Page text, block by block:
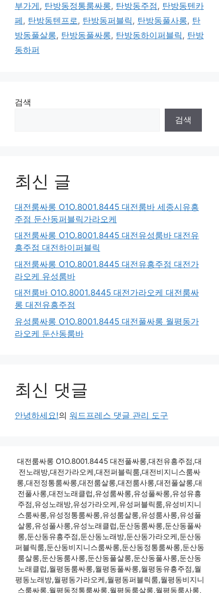
부가게 , 탄방동정통룸싸롱, 탄방동주점 , 탄방동텐카
페 , 탄방동텐프로 , 탄방동퍼블릭 , 탄방동풀사롱, 탄
방동풀살롱, 탄방동풀싸롱, 탄방동하이퍼블릭 , 탄방
동하퍼
검색
검색
최신 글
대전룸싸롱 O1O.8001.8445 대전룸바 세종시유흥
주점 둔산동퍼블릭가라오케
대전룸싸롱 O1O.8001.8445 대전유성룸바 대전유
흥주점 대전하이퍼블릭
대전룸싸롱 O1O.8001.8445 대전유흥주점 대전가
라오케 유성룸바
대전룸바 O1O.8001.8445 대전가라오케 대전룸싸
롱 대전유흥주점
유성룸싸롱 O1O.8001.8445 대전풀싸롱 월평동가
라오케 둔산동룸바
최신 댓글
안녕하세요!의 워드프레스 댓글 관리 도구
대전룸싸롱 O1O.8001.8445 대전풀싸롱,대전유흥주점,대
전노래방,대전가라오케,대전퍼블릭룸,대전비지니스룸싸
롱,대전정통룸싸롱,대전룸살롱,대전룸사롱,대전풀살롱,대
전풀사롱,대전노래클럽,유성룸싸롱,유성풀싸롱,유성유흥
주점,유성노래방,유성가라오케,유성퍼블릭룸,유성비지니
스룸싸롱,유성정통룸싸롱,유성룸살롱,유성룸사롱,유성풀
살롱,유성풀사롱,유성노래클럽,둔산동룸싸롱,둔산동풀싸
롱,둔산동유흥주점,둔산동노래방,둔산동가라오케,둔산동
퍼블릭룸,둔산동비지니스룸싸롱,둔산동정통룸싸롱,둔산동
룸살롱,둔산동룸사롱,둔산동풀살롱,둔산동풀사롱,둔산동
노래클럽,월평동룸싸롱,월평동풀싸롱,월평동유흥주점,월
평동노래방,월평동가라오케,월평동퍼블릭룸,월평동비지니
스룸싸롱,월평동정통룸싸롱,월평동룸살롱,월평동룸사롱,